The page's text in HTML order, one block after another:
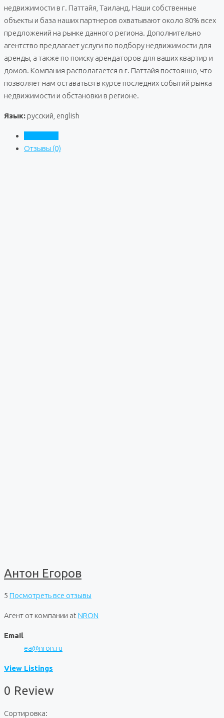
недвижимости в г. Паттайя, Таиланд. Наши собственные
объекты и база наших партнеров охватывают около 80% всех
предложений на рынке данного региона. Дополнительно
агентство предлагает услуги по подбору недвижимости для
аренды, а также по поиску арендаторов для ваших квартир и
домов. Компания располагается в г. Паттайя постоянно, что
позволяет нам оставаться в курсе последних событий рынка
недвижимости и обстановки в регионе.
Язык: русский, english
Отзывы (0)
Антон Егоров
5 Посмотреть все отзывы
Агент от компании atNRON
Email
ea@nron.ru
View Listings
0 Review
Сортировка: